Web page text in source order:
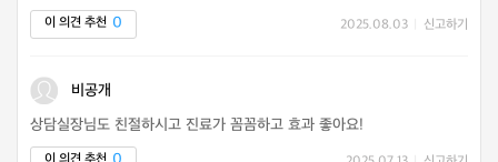
이 의견 추천 0 2025.08.03 신고하기
비공개
상담실장님도 친절하시고 진료가 꼼꼼하고 효과 좋아요!